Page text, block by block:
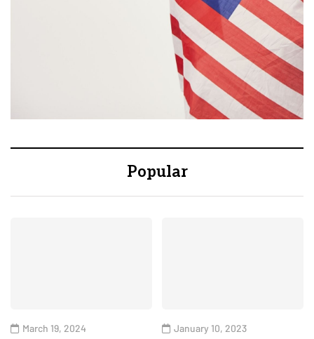
Popular
March 19, 2024 January 10, 2023